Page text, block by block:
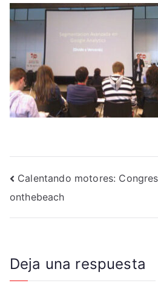
Navegación
de
Calentando motores:
onthebeach
Deja una respuesta